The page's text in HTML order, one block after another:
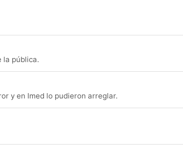
la pública.
y en Imed lo pudieron arreglar.